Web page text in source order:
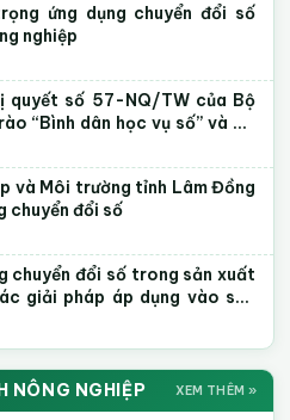
ứng dụng chuyển đổi số
nghiệp
quyết số 57-NQ/TW của Bộ
“Bình dân học vụ số” và Đề
các cơ quan Đảng
và Môi trường tỉnh Lâm Đồng
chuyển đổi số
chuyển đổi số trong sản xuất
giải pháp áp dụng vào sản
NÔNG NGHIỆP XEM THÊM »